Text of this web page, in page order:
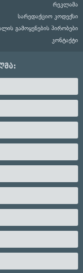
რეკლამა
სარედაქციო კოდექსი
გამოყენების პირობები
კონტაქტი